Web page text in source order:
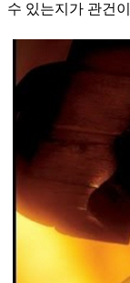
수 있는지가 관건